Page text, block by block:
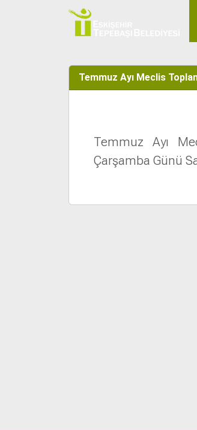
Temmuz Ayı Meclis
Temmuz Ayı
Çarşamba Günü